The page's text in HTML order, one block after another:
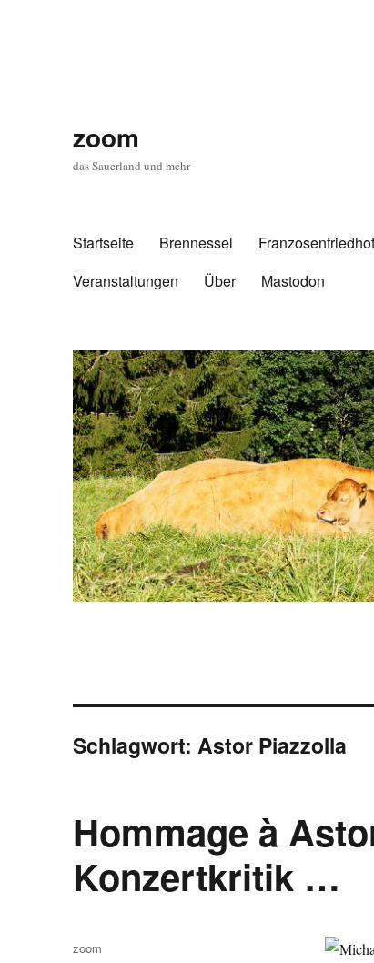
zoom
das Sauerland und mehr
Startseite Brennessel
Veranstaltungen
Über Mastodon
Schlagwort:Astor Piazzolla
Hommage à
Konzertkritik …
Autor
zoom